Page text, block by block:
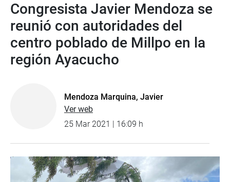
Congresista Javier Mendoza se
reunió con autoridades del
centro poblado de Millpo en la
región Ayacucho
Mendoza Marquina, Javier
Ver web
25 Mar 2021 | 16:09 h